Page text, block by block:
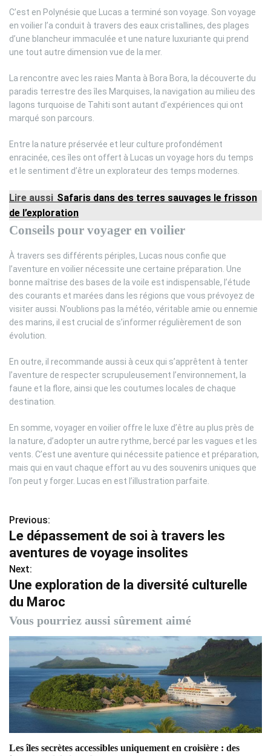
C’est en Polynésie que Lucas a terminé son voyage. Son voyage
en voilier l’a conduit à travers des eaux cristallines, des plages
d’une blancheur immaculée et une nature luxuriante qui prend
une tout autre dimension vue de la mer.
La rencontre avec les raies Manta à Bora Bora, la découverte du
paradis terrestre des îles Marquises, la navigation au milieu des
lagons turquoise de Tahiti sont autant d’expériences qui ont
marqué son parcours.
Entre la nature préservée et leur culture profondément
enracinée, ces îles ont offert à Lucas un voyage hors du temps
et le sentiment d’être un explorateur des temps modernes.
Lire aussi Safaris dans des terres sauvages le frisson
de l’exploration
Conseils pour voyager en voilier
À travers ses différents périples, Lucas nous confie que
l’aventure en voilier nécessite une certaine préparation. Une
bonne maîtrise des bases de la voile est indispensable, l’étude
des courants et marées dans les régions que vous prévoyez de
visiter aussi. N’oublions pas la météo, véritable amie ou ennemie
des marins, il est crucial de s’informer régulièrement de son
évolution.
En outre, il recommande aussi à ceux qui s’apprêtent à tenter
l’aventure de respecter scrupuleusement l’environnement, la
faune et la flore, ainsi que les coutumes locales de chaque
destination.
En somme, voyager en voilier offre le luxe d’être au plus près de
la nature, d’adopter un autre rythme, bercé par les vagues et les
vents. C’est une aventure qui nécessite patience et préparation,
mais qui en vaut chaque effort au vu des souvenirs uniques que
l’on peut y forger. Lucas en est l’illustration parfaite.
N
a
v
i
g
a
o
n
Previous:
Le dépassement de soi à travers les
aventures de voyage insolites
Next:
Une exploration de la diversité culturelle
du Maroc
Vous pourriez aussi sûrement aimé
Les îles secrètes accessibles uniquement en croisière : des